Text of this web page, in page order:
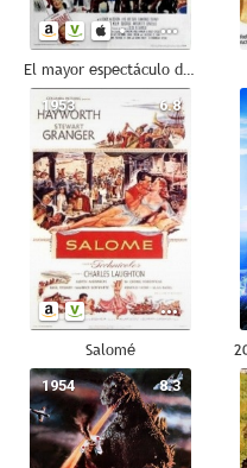
El mayor espectáculo del mundo
6.8
1953
Salomé
8.3
1954